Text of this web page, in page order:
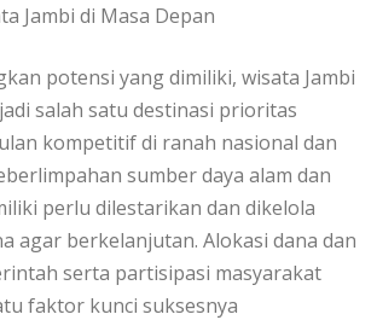
Jambi di Masa Depan
potensi yang dimiliki, wisata Jambi
salah satu destinasi prioritas
kompetitif di ranah nasional dan
sumber daya alam dan
perlu dilestarikan dan dikelola
agar berkelanjutan. Alokasi dana dan
serta partisipasi masyarakat
faktor kunci suksesnya